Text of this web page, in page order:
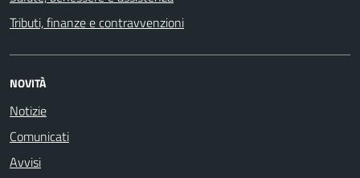
Tributi, finanze e contravvenzioni
NOVITÀ
Notizie
Comunicati
Avvisi